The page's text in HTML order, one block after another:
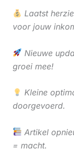
Laatst
voor jouw
Nieuwe
groei mee!
Kleine
doorgevoerd.
Artikel
= macht.